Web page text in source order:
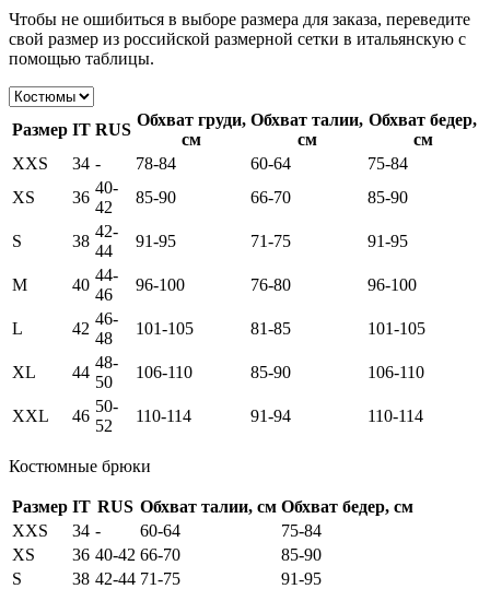
Чтобы не ошибиться в выборе размера для заказа, переведите
свой размер из российской размерной сетки в итальянскую с
помощью таблицы.
Размер IT RUS
Обхват груди,
см
Обхват талии,
см
Обхват бедер,
см
XXS
34 - 78-84 60-64
75-84
XS
36
40-
42
85-90 66-70 85-90
S 38
42-
44
91-95 71-75 91-95
M 40
44-
46
96-100 76-80 96-100
L 42
46-
48
101-105 81-85 101-105
XL 44
48-
50
106-110 85-90 106-110
XXL 46
50-
52
110-114 91-94 110-114
Костюмные брюки
Размер IT RUS Обхват талии, см Обхват бедер, см
XXS
34 - 60-64
75-84
XS
36 40-42 66-70
85-90
S
38 42-44 71-75
91-95